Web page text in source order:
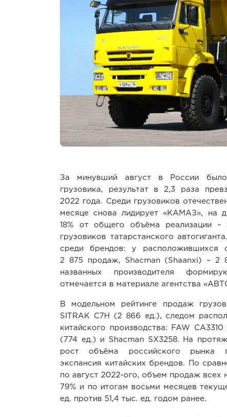
За минувший август в России
грузовика, результат в 2,3 раза
2022 года. Среди грузовиков
месяце снова лидирует «КАМАЗ», на
18% от общего объёма реализации
грузовиков татарстанского
среди брендов: у расположившихся
2 875 продаж, Shacman (Shaanxi) – 2
названных производителя
отмечается в материале агентства
В модельном рейтинге продаж
SITRAK C7H (2 866 ед.), следом
китайского производства: FAW
(774 ед.) и Shacman SX3258. На
рост объёма российского рынка
экспансия китайских брендов. По
по август 2022-ого, объем продаж всех
79% и по итогам восьми месяцев
ед. против 51,4 тыс. ед. годом ранее.